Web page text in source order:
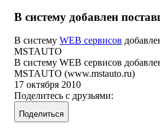
В систему добавлен
В систему WEB сервисов
MSTAUTO
В систему WEB сервисов
MSTAUTO (www.mstauto.ru)
17 октября 2010
Поделитесь с друзьями:
Поделиться